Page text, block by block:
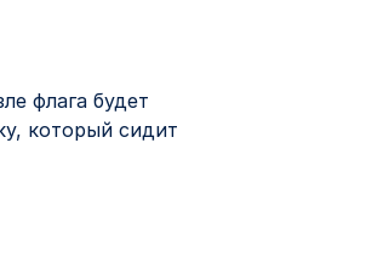
флага будет
который сидит